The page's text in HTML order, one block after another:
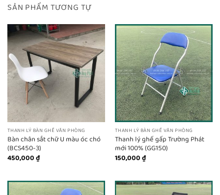
SẢN PHẨM TƯƠNG TỰ
THANH LÝ BÀN GHẾ VĂN PHÒNG
Bàn chân sắt chữ U màu óc chó
(BCS450-3)
450,000₫
THANH LÝ BÀN GHẾ VĂN PHÒNG
Thanh lý ghế gấp Trường Phát
mới 100% (GG150)
150,000₫